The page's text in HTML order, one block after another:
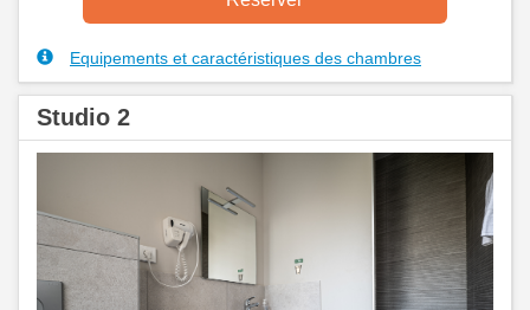
Equipements et caractéristiques des chambres
Studio 2
Next